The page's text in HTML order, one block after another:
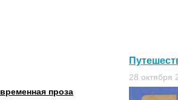
проза
28 октября